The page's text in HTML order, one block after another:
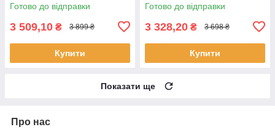
Готово до відправки
3 509,10 ₴ 3 899 ₴
Купити
Готово до відправки
3 328,20 ₴ 3 698 ₴
Купити
Показати ще
Про нас